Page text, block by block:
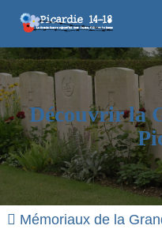
Découvrir la
Mémoriaux de la